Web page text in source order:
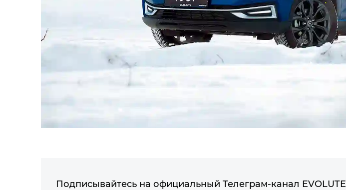
Подписывайтесь на официальный Телеграм-канал EVOLUTE